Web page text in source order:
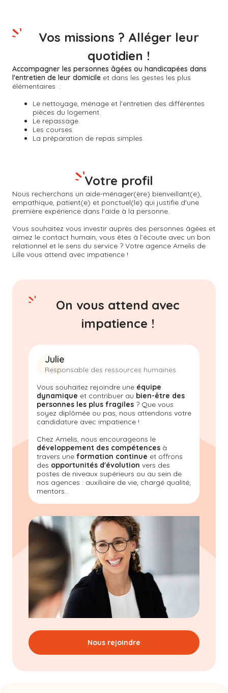
Accompagner les personnes âgées ou handicapées dans
l'entretien de leur domicile et dans les gestes les plus
élémentaires :
Le nettoyage, ménage et l’entretien des différentes
pièces du logement.
Le repassage.
Les courses.
La préparation de repas simples.
Vos missions ? Alléger leur
quotidien !
Nous recherchons un aide-ménager(ère) bienveillant(e),
empathique, patient(e) et ponctuel(le) qui justifie d'une
première expérience dans l'aide à la personne.
Vous souhaitez vous investir auprès des personnes âgées et
aimez le contact humain, vous êtes à l’écoute avec un bon
relationnel et le sens du service ? Votre agence Amelis de
Lille vous attend avec impatience !
Votre profil
On vous attend avec
impatience !
Julie
Responsable des ressources humaines
Vous souhaitez rejoindre une équipe
dynamique et contribuer au bien-être des
personnes les plus fragiles ? Que vous
soyez diplômée ou pas, nous attendons votre
candidature avec impatience !
Chez Amelis, nous encourageons le
développement des compétences à
travers une formation continue et offrons
des opportunités d'évolution vers des
postes de niveaux supérieurs ou au sein de
nos agences : auxiliaire de vie, chargé qualité,
mentors...
Nous rejoindre